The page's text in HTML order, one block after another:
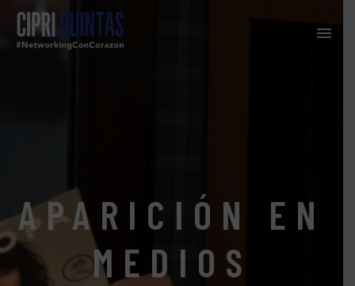
APARICIÓN EN
MEDIOS